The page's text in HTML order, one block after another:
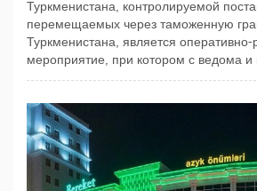
Туркменистана, контролируемой
перемещаемых через таможенную
Туркменистана, является оперативно-
мероприятие, при котором с ведома и